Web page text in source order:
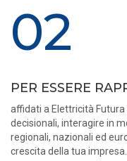
02
PER ESSERE
affidati a Elettricità
decisionali, interagire in
regionali, nazionali ed
crescita della tua impresa.